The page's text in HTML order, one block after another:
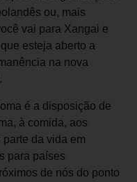
ou, mais
vai para Xangai e
esteja aberto a
na nova
é a disposição de
à comida, aos
da vida em
para países
de nós do ponto